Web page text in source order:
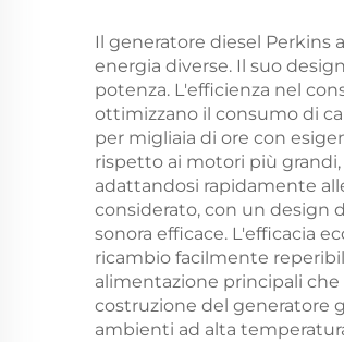
Il generatore diesel Perkins
energia diverse. Il suo
potenza. L'efficienza nel
ottimizzano il consumo di
per migliaia di ore con
rispetto ai motori più
adattandosi rapidamente
considerato, con un design
sonora efficace. L'efficacia
ricambio facilmente
alimentazione principali
costruzione del generatore
ambienti ad alta